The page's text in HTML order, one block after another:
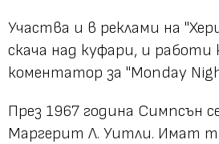
Участва и в реклами на
скача над куфари, и работи
коментатор за "Monday
През 1967 година Симпсън
Маргерит Л. Уитли. Имат